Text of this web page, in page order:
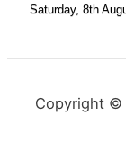
Saturday, 8th
Copyright ©